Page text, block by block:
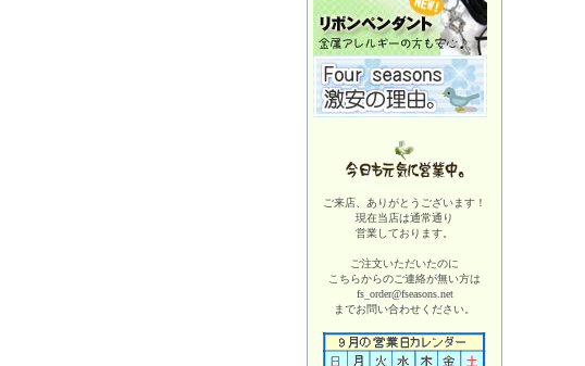
ご来店、ありがとうございます！
現在当店は通常通り
営業しております。
ご注文いただいたのに
こちらからのご連絡が無い方は
fs_order@fseasons.net
までお問い合わせください。